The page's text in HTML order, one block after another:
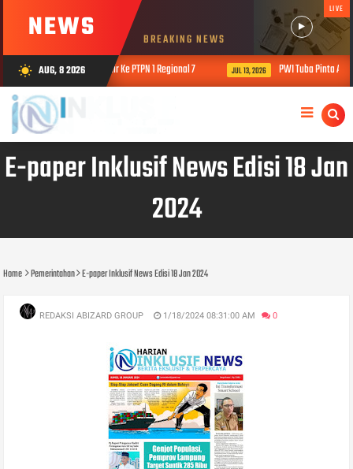
NEWS BREAKING NEWS
LIVE
wb_sunny AUG, 8 2026
Beri Peringatan Terakhir Ke PTPN 1 Regional 7 JUL 13, 2026 PWI Tuba Pinta
E-paper Inklusif News Edisi 18 Jan
2024
Home Pemerintahan E-paper Inklusif News Edisi 18 Jan 2024
REDAKSI ABIZARD GROUP 1/18/2024 08:31:00 AM 0